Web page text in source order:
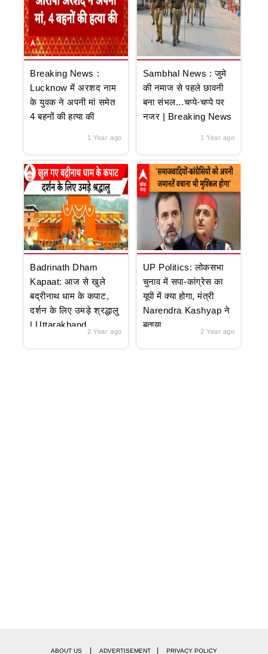
Breaking News :
Lucknow में अरशद नाम
के युवक ने अपनी मां समेत
4 बहनों की हत्या की
1 Year ago
Sambhal News : जुमे
की नमाज से पहले छावनी
बना संभल...चप्पे-चप्पे पर
नजर | Breaking News
1 Year ago
Badrinath Dham
Kapaat: आज से खुले
बद्रीनाथ धाम के कपाट,
दर्शन के लिए उमड़े श्रद्धालु
| Uttarakhand
2 Year ago
UP Politics: लोकसभा
चुनाव में सपा-कांग्रेस का
यूपी में क्या होगा, मंत्री
Narendra Kashyap ने
बताया
2 Year ago
ABOUT US ADVERTISEMENT PRIVACY POLICY